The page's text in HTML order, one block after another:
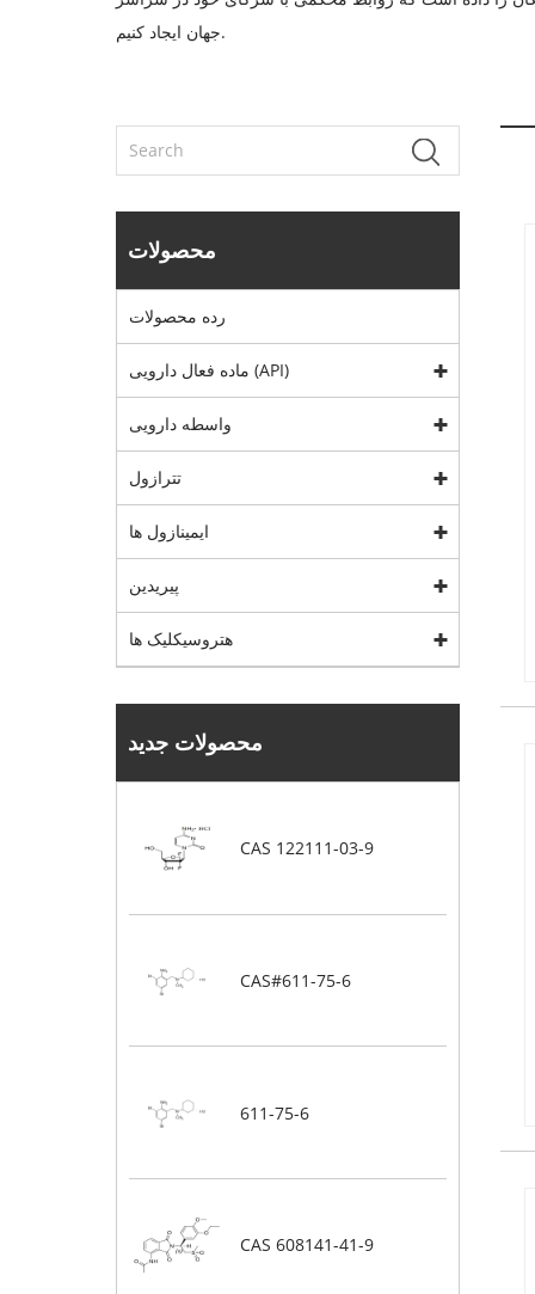
جهان ایجاد کنیم.
محصولات
رده محصولات
ماده فعال دارویی (API)
واسطه دارویی
تترازول
ایمینازول ها
پیریدین
هتروسیکلیک ها
محصولات جدید
CAS 122111-03-9
CAS#611-75-6
611-75-6
CAS 608141-41-9